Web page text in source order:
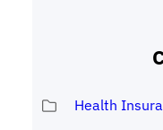
Health